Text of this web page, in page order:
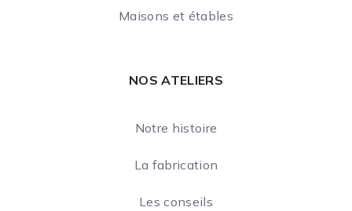
Maisons et étables
NOS ATELIERS
Notre histoire
La fabrication
Les conseils